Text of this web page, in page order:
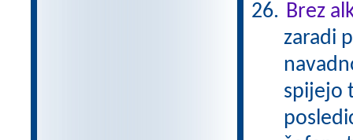
Brez
zaradi
spijejo